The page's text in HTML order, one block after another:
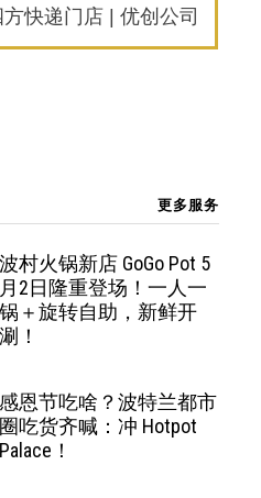
快递门店 | 优创公司
更多服务
波村火锅新店 GoGo Pot 5
月2日隆重登场！一人一
锅＋旋转自助，新鲜开
涮！
感恩节吃啥？波特兰都市
圈吃货齐喊：冲 Hotpot
Palace！